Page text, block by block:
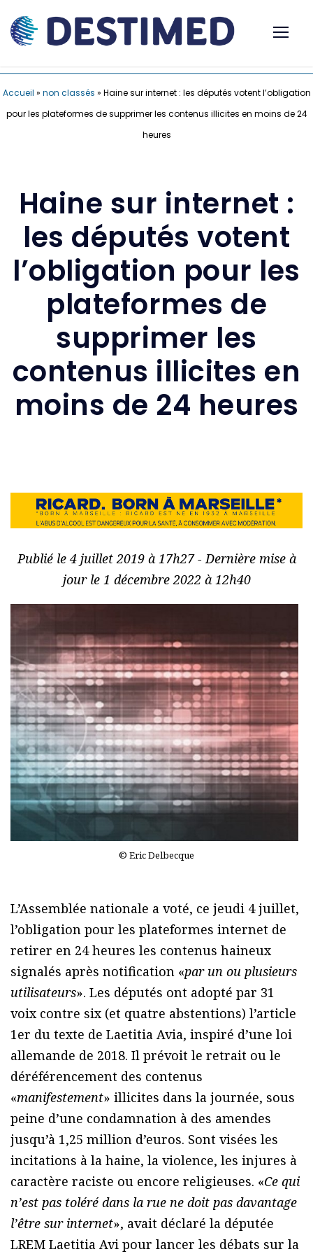
Accueil » non classés » Haine sur internet : les députés votent l’obligation
pour les plateformes de supprimer les contenus illicites en moins de 24
heures
Haine sur internet :
les députés votent
l’obligation pour les
plateformes de
supprimer les
contenus illicites en
moins de 24 heures
Publié le 4 juillet 2019 à 17h27 - Dernière mise à
jour le 1 décembre 2022 à 12h40
© Eric Delbecque
L’Assemblée nationale a voté, ce jeudi 4 juillet,
l’obligation pour les plateformes internet de
retirer en 24 heures les contenus haineux
signalés après notification «par un ou plusieurs
utilisateurs». Les députés ont adopté par 31
voix contre six (et quatre abstentions) l’article
1er du texte de Laetitia Avia, inspiré d’une loi
allemande de 2018. Il prévoit le retrait ou le
déréférencement des contenus
«manifestement» illicites dans la journée, sous
peine d’une condamnation à des amendes
jusqu’à 1,25 million d’euros. Sont visées les
incitations à la haine, la violence, les injures à
caractère raciste ou encore religieuses. «Ce qui
n’est pas toléré dans la rue ne doit pas davantage
l’être sur internet», avait déclaré la députée
LREM Laetitia Avi pour lancer les débats sur la